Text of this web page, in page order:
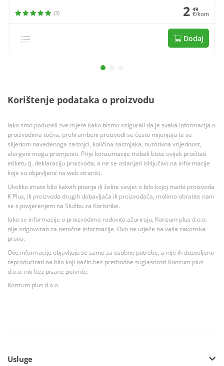
(3) 2 49
€/kom
Dodaj
Korištenje podataka o proizvodu
Iako smo poduzeli sve mjere kako bismo osigurali da je svaka informacija o
proizvodima točna, prehrambeni proizvodi se često mijenjaju te se
slijedom navedenoga sastojci, količina sastojaka, nutritivna vrijednost,
alergeni mogu promjeniti. Prije konzumacije trebali biste uvijek pročitati
etiketu tj. deklaraciju proizvoda, a ne se oslanjati isključivo na informacije
koje su objavljene na web stranici.
Ukoliko imate bilo kakvih pitanja ili želite savjet o bilo kojoj marki proizvoda
K Plus, ili proizvoda drugih dobavljača ili proizvođača, molimo obratite nam
se s povjerenjem na Službu za Korisnike.
Iako se informacije o proizvodima redovito ažuriraju, Konzum plus d.o.o.
nije odgovoran za netočne informacije. Ovo ne utječe na vaša zakonska
prava.
Ove informacije objavljuju se samo za osobne potrebe, a nije ih dozvoljeno
reproducirati na bilo koji način bez prethodne suglasnosti Konzum plus
d.o.o. niti bez pisane potvrde.
Konzum plus d.o.o.
Usluge